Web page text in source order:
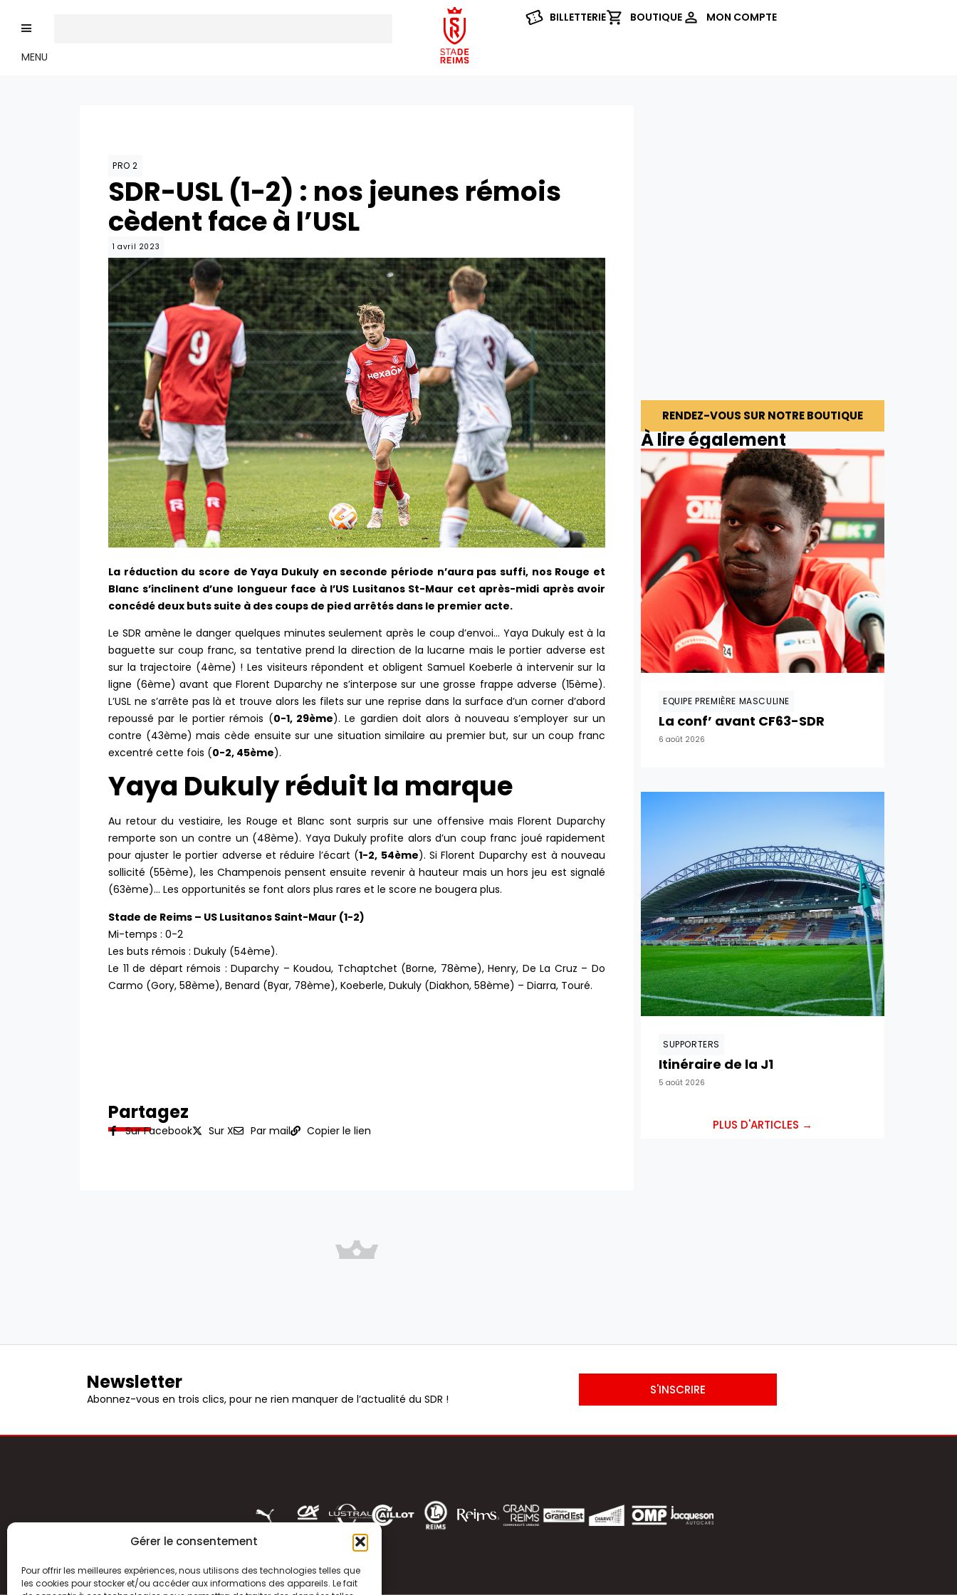
Gérer le consentement
Pour offrir les meilleures expériences, nous utilisons des technologies telles que
les cookies pour stocker et/ou accéder aux informations des appareils. Le fait
MENU
BILLETTERIE BOUTIQUE MON COMPTE
PRO 2
SDR-USL (1-2) : nos jeunes rémois
cèdent face à l’USL
1 avril 2023
La réduction du score de Yaya Dukuly en seconde période n’aura pas suffi, nos Rouge et
Blanc s’inclinent d’une longueur face à l’US Lusitanos St-Maur cet après-midi après avoir
concédé deux buts suite à des coups de pied arrêtés dans le premier acte.
Le SDR amène le danger quelques minutes seulement après le coup d’envoi… Yaya Dukuly est à la
baguette sur coup franc, sa tentative prend la direction de la lucarne mais le portier adverse est
sur la trajectoire (4ème) ! Les visiteurs répondent et obligent Samuel Koeberle à intervenir sur la
ligne (6ème) avant que Florent Duparchy ne s’interpose sur une grosse frappe adverse (15ème).
L’USL ne s’arrête pas là et trouve alors les filets sur une reprise dans la surface d’un corner d’abord
repoussé par le portier rémois (0-1, 29ème). Le gardien doit alors à nouveau s’employer sur un
contre (43ème) mais cède ensuite sur une situation similaire au premier but, sur un coup franc
excentré cette fois (0-2, 45ème).
Yaya Dukuly réduit la marque
Au retour du vestiaire, les Rouge et Blanc sont surpris sur une offensive mais Florent Duparchy
remporte son un contre un (48ème). Yaya Dukuly profite alors d’un coup franc joué rapidement
pour ajuster le portier adverse et réduire l’écart (1-2, 54ème). Si Florent Duparchy est à nouveau
sollicité (55ème), les Champenois pensent ensuite revenir à hauteur mais un hors jeu est signalé
(63ème)… Les opportunités se font alors plus rares et le score ne bougera plus.
Stade de Reims – US Lusitanos Saint-Maur (1-2)
Mi-temps : 0-2
Les buts rémois : Dukuly (54ème).
Le 11 de départ rémois : Duparchy – Koudou, Tchaptchet (Borne, 78ème), Henry, De La Cruz – Do
Carmo (Gory, 58ème), Benard (Byar, 78ème), Koeberle, Dukuly (Diakhon, 58ème) – Diarra, Touré.
Partagez
Sur Facebook Sur X Par mail Copier le lien
RENDEZ-VOUS SUR NOTRE BOUTIQUE
À lire également
EQUIPE PREMIÈRE MASCULINE
La conf’ avant CF63-SDR
6 août 2026
SUPPORTERS
Itinéraire de la J1
5 août 2026
PLUS D'ARTICLES →
Newsletter
Abonnez-vous en trois clics, pour ne rien manquer de l’actualité du SDR !
S'INSCRIRE